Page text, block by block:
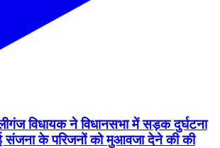
विधायक ने विधानसभा में सड़क दुर्घटना
संजना के परिजनों को मुआवजा देने की की